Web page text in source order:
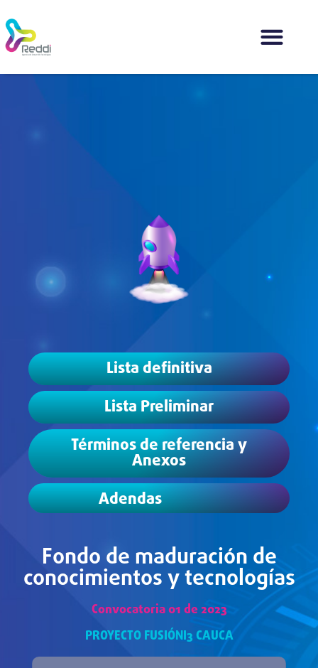
Fondo de maduración de
conocimientos y tecnologías
Convocatoria 01 de 2023
PROYECTO FUSIÓNI3 CAUCA
Lista definitiva
Lista Preliminar
Términos de referencia y
Anexos
Adendas